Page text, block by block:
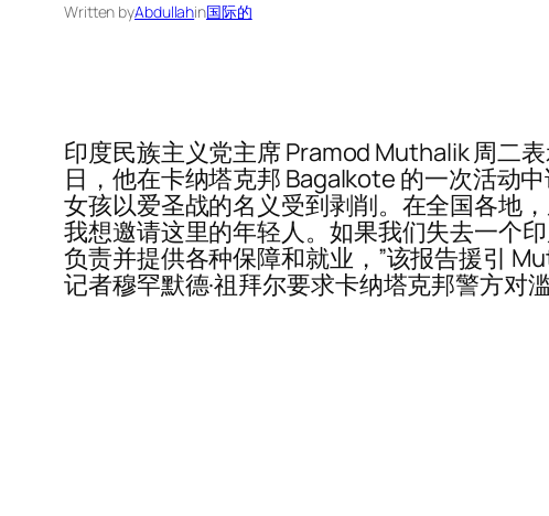
Written byAbdullahin国际的
印度民族主义党主席 Pramod Muthalik 周二
日，他在卡纳塔克邦 Bagalkote 的一次活动
女孩以爱圣战的名义受到剥削。在全国各地
我想邀请这里的年轻人。如果我们失去一个
负责并提供各种保障和就业，”该报告援引
记者穆罕默德·祖拜尔要求卡纳塔克邦警方对